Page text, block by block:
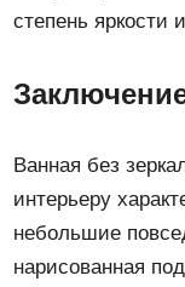
степень яркости
Ванная без
интерьеру
небольшие
нарисованная